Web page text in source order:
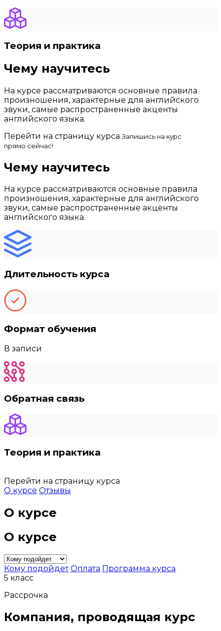
Теория и практика
Чему научитесь
На курсе рассматриваются основные правила
произношения, характерные для английского
звуки, самые распространенные акценты
английского языка.
Перейти на страницу курса Запишись на курс
прямо сейчас!
Чему научитесь
На курсе рассматриваются основные правила
произношения, характерные для английского
звуки, самые распространенные акценты
английского языка.
Длительность курса
Формат обучения
В записи
Обратная связь
Теория и практика
Перейти на страницу курса
О курсе Отзывы
О курсе
О курсе
Кому подойдет Оплата Программа курса
5 класс
Рассрочка
Компания, проводящая курс